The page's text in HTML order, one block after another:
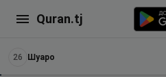
Quran.tj
26 Шуаро